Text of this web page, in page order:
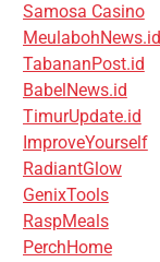
Samosa Casino
MeulabohNews.id
TabananPost.id
BabelNews.id
TimurUpdate.id
ImproveYourself
RadiantGlow
GenixTools
RaspMeals
PerchHome